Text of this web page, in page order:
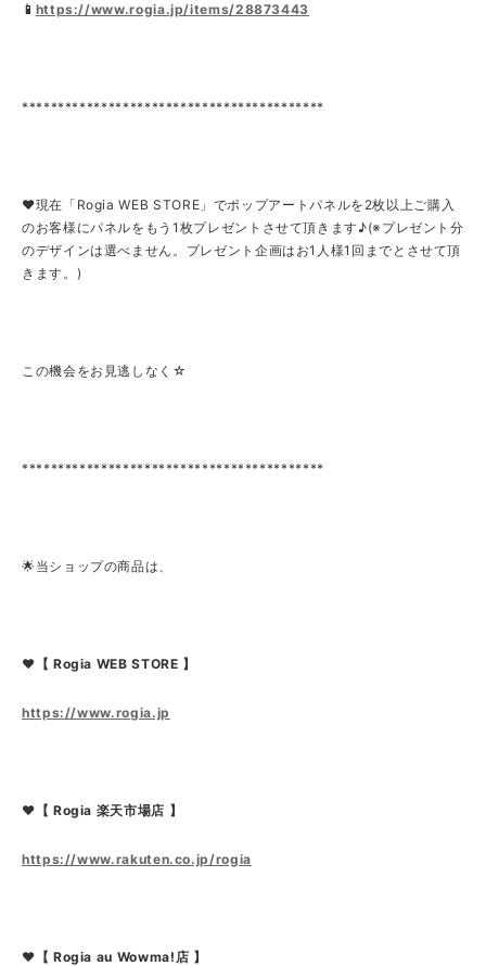
📱 https://www.rogia.jp/items/28873443
******************************************
❤現在「Rogia WEB STORE」でポップアートパネルを2枚以上ご購入
のお客様にパネルをもう1枚プレゼントさせて頂きます♪(※プレゼント分
のデザインは選べません。プレゼント企画はお1人様1回までとさせて頂
きます。)
この機会をお見逃しなく☆
******************************************
🌟当ショップの商品は、
❤【 Rogia WEB STORE 】
https://www.rogia.jp
❤【 Rogia 楽天市場店 】
https://www.rakuten.co.jp/rogia
❤【 Rogia au Wowma!店 】